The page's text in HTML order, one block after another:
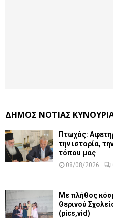
ΔΗΜΟΣ ΝΟΤΙΑΣ
Πτωχός:
την ιστορία,
τόπου μας
08/08/2026
Με πλήθος
Θερινού
(pics,vid)